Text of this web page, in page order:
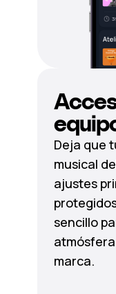
Deja que
musical
ajustes
sencillo
marca.